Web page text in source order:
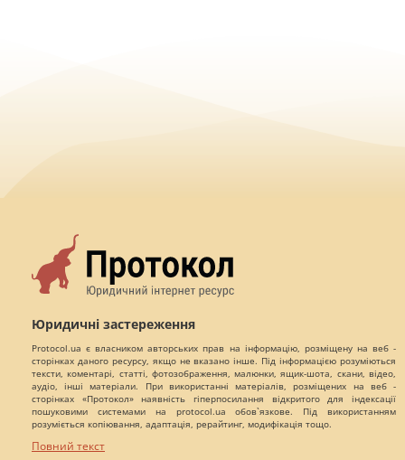
Юридичні застереження
Protocol.ua є власником авторських прав на інформацію, розміщену на веб -
сторінках даного ресурсу, якщо не вказано інше. Під інформацією розуміються
тексти, коментарі, статті, фотозображення, малюнки, ящик-шота, скани, відео,
аудіо, інші матеріали. При використанні матеріалів, розміщених на веб -
сторінках «Протокол» наявність гіперпосилання відкритого для індексації
пошуковими системами на protocol.ua обов`язкове. Під використанням
розуміється копіювання, адаптація, рерайтинг, модифікація тощо.
Повний текст